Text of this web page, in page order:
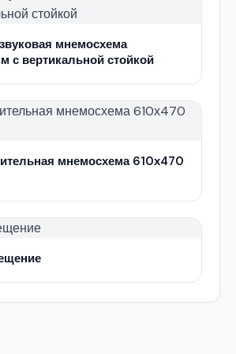
мнемосхема
с вертикальной стойкой
мнемосхема 610х470